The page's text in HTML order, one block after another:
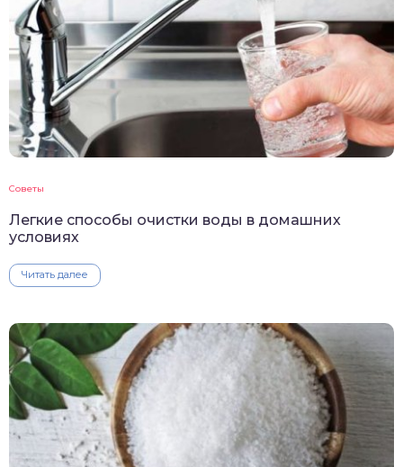
Советы
Легкие способы очистки воды в домашних
условиях
Читать далее